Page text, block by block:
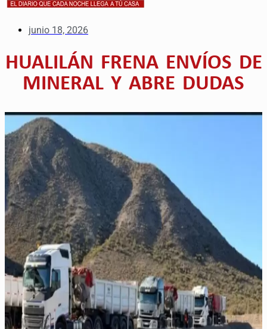
junio 18, 2026
HUALILÁN FRENA ENVÍOS DE
MINERAL Y ABRE DUDAS